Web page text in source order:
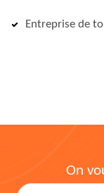
Entreprise de
On